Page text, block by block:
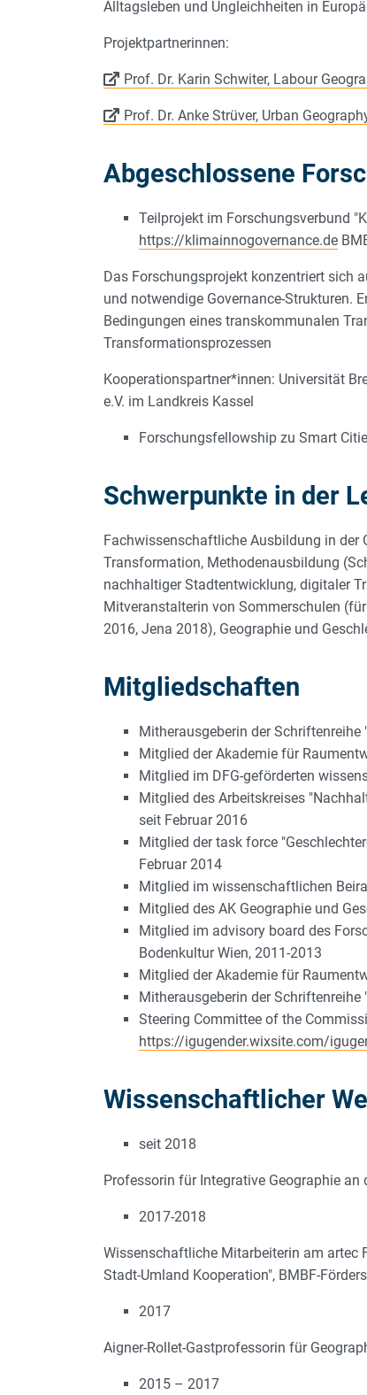
Alltagsleben und Ungleichheiten in
Projektpartnerinnen:
Prof. Dr. Karin Schwiter, Labour
Prof. Dr. Anke Strüver, Urban
Abgeschlossene
Teilprojekt im Forschungsverbund
https://klimainnogovernance.de
Das Forschungsprojekt konzentriert
und notwendige Governance-Strukturen.
Bedingungen eines transkommunalen
Transformationsprozessen
Kooperationspartner*innen: Universität
e.V. im Landkreis Kassel
Forschungsfellowship zu Smart
Schwerpunkte in der
Fachwissenschaftliche Ausbildung in der
Transformation, Methodenausbildung
nachhaltiger Stadtentwicklung, digitaler
Mitveranstalterin von Sommerschulen
2016, Jena 2018), Geographie und
Mitgliedschaften
Mitherausgeberin der
Mitglied der Akademie für
Mitglied im DFG-geförderten
Mitglied des Arbeitskreises
seit Februar 2016
Mitglied der task force
Februar 2014
Mitglied im wissenschaftlichen
Mitglied des AK Geographie und
Mitglied im advisory board des
Bodenkultur Wien, 2011-2013
Mitglied der Akademie für
Mitherausgeberin der
Steering Committee of the
https://igugender.wixsite.com/
Wissenschaftlicher
seit 2018
Professorin für Integrative Geographie an
2017-2018
Wissenschaftliche Mitarbeiterin am artec
Stadt-Umland Kooperation", BMBF-
2017
Aigner-Rollet-Gastprofessorin für
2015 – 2017